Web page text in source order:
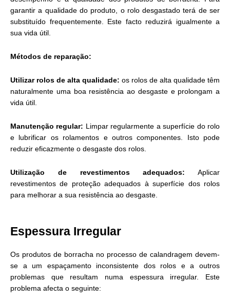
garantir a qualidade do produto, o rolo desgastado terá de ser
substituído frequentemente. Este facto reduzirá igualmente a
sua vida útil.
Métodos de reparação:
Utilizar rolos de alta qualidade: os rolos de alta qualidade têm
naturalmente uma boa resistência ao desgaste e prolongam a
vida útil.
Manutenção regular: Limpar regularmente a superfície do rolo
e lubrificar os rolamentos e outros componentes. Isto pode
reduzir eficazmente o desgaste dos rolos.
Utilização de revestimentos adequados: Aplicar
revestimentos de proteção adequados à superfície dos rolos
para melhorar a sua resistência ao desgaste.
Espessura Irregular
Os produtos de borracha no processo de calandragem devem-
se a um espaçamento inconsistente dos rolos e a outros
problemas que resultam numa espessura irregular. Este
problema afecta o seguinte: